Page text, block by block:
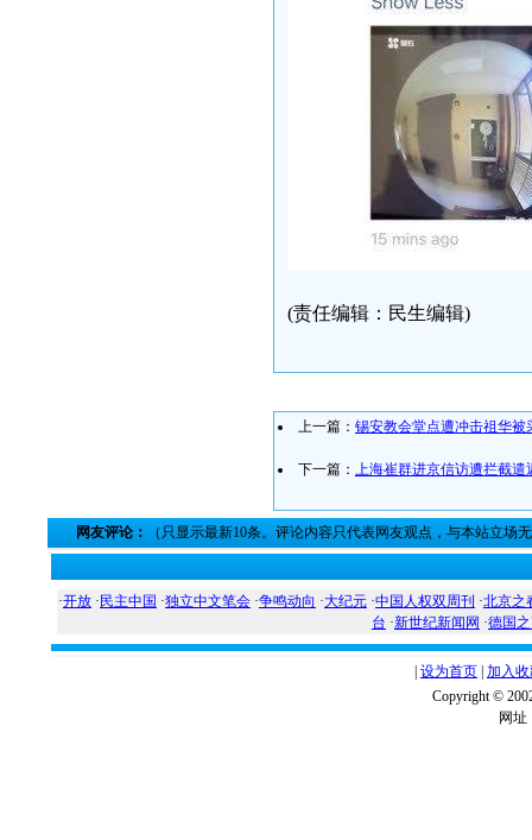
(责任编辑：民生编辑)
上一篇： 锡安教会堂点遭冲击祖华被
下一篇： 上海崔群进京信访遭拦截遣
网友评论： （只显示最新10条。评论内容只代表网友观点，与本站立场
·开放 · 民主中国 ·独立中文笔会 ·争鸣动向 ·大纪元 ·中国人权双周刊 ·北京之
台 ·新世纪新闻网 ·德国
设为首页 加入
Copyright ©
网址